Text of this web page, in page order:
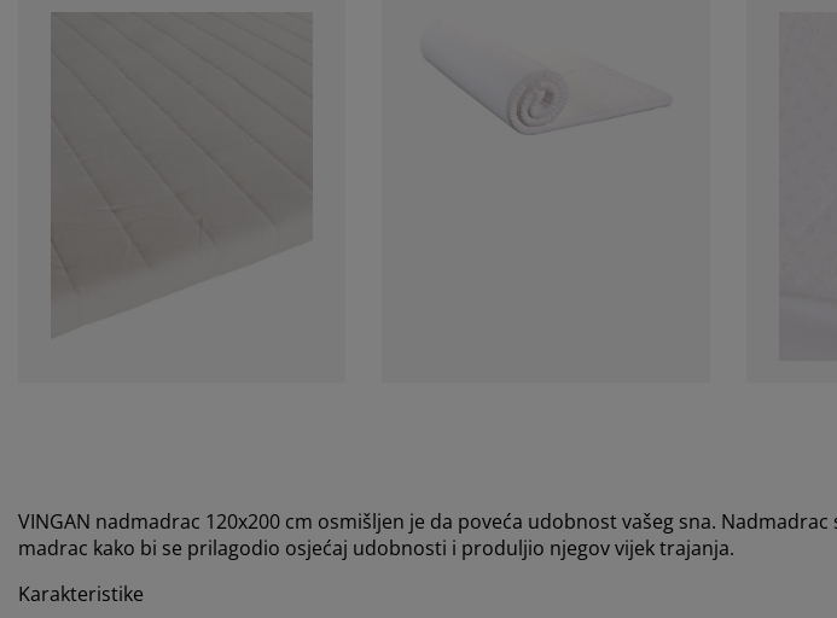
VINGAN nadmadrac 120x200 cm osmišljen je da poveća udobnost vašeg sna.
madrac kako bi se prilagodio osjećaj udobnosti i produljio njegov vijek trajanja.
Karakteristike